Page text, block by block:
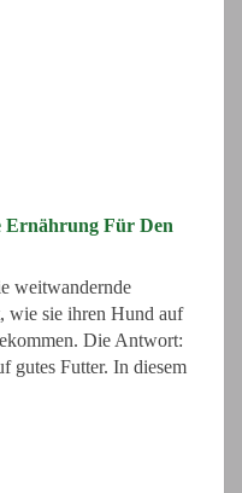
Ernährung Für Den
weitwandernde
wie sie ihren Hund auf
Die Antwort:
gutes Futter. In diesem